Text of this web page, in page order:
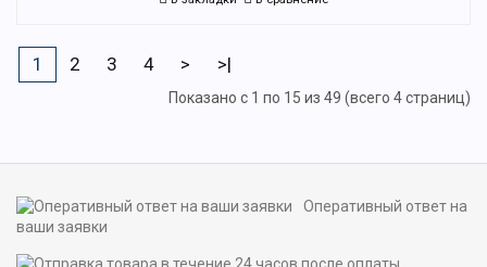
1 2 3 4 > >|
Показано с 1 по 15 из 49 (всего 4 страниц)
Оперативный ответ на
ваши заявки